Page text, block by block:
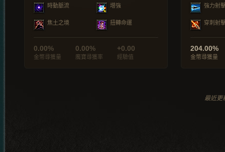
時動脈流 增強
焦土之境 扭轉命運
0.00%
金幣尋獲量
0.00%
魔寶尋獲率
+0.00
經驗值
強力射
穿刺射
204.00%
金幣尋獲量
最近更